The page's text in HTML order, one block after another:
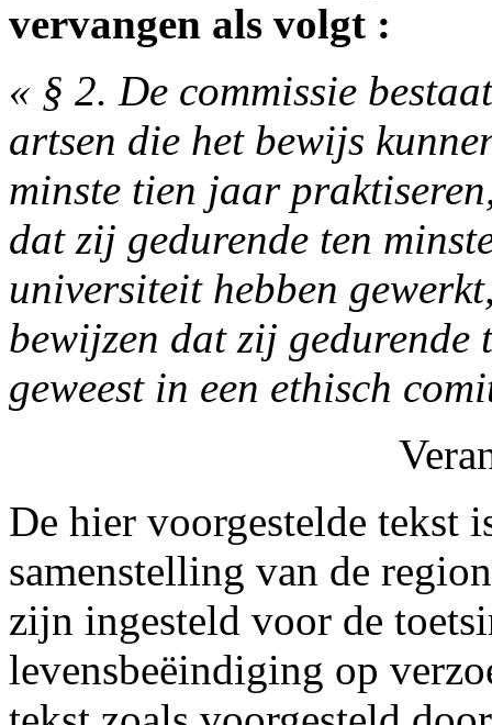
vervangen als volgt :
« § 2. De commissie
artsen die het bewijs
minste tien jaar
dat zij gedurende ten
universiteit hebben
bewijzen dat zij
geweest in een ethisch
De hier voorgestelde tekst
samenstelling van de
zijn ingesteld voor de
levensbeëindiging op